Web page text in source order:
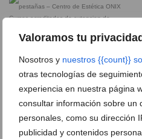
Valoramos tu privacidad
Nosotros y nuestros {{count}}
otras tecnologías de
experiencia en nuestra página
consultar información sobre un
personales, como su dirección
publicidad y contenidos
Cursos acreditados de extension de
Estetica en Javea – Centro de Estetica